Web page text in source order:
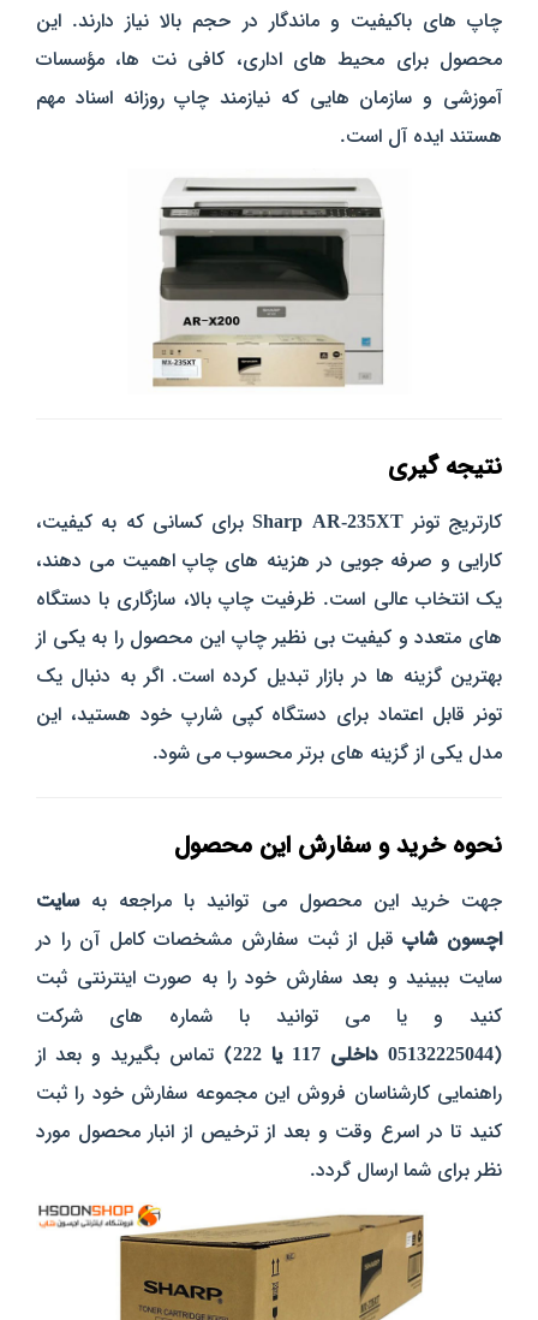
چاپ‌ های باکیفیت و ماندگار در حجم بالا نیاز دارند. این
محصول برای محیط‌ های اداری، کافی‌ نت‌ ها، مؤسسات
آموزشی و سازمان‌ هایی که نیازمند چاپ روزانه اسناد مهم
هستند ایده‌ آل است.
نتیجه‌ گیری
کارتریج تونرSharp AR-235XTبرای کسانی که به کیفیت،
کارایی و صرفه‌ جویی در هزینه‌ های چاپ اهمیت می‌ دهند،
یک انتخاب عالی است. ظرفیت چاپ بالا، سازگاری با دستگاه‌
های متعدد و کیفیت بی‌ نظیر چاپ این محصول را به یکی از
بهترین گزینه‌ ها در بازار تبدیل کرده است. اگر به دنبال یک
تونر قابل‌ اعتماد برای دستگاه کپی شارپ خود هستید، این
مدل یکی از گزینه‌ های برتر محسوب می‌ شود.
نحوه خرید و سفارش این محصول
جهت خرید این محصول می توانید با مراجعه بهسایت
اچسون شاپقبل از ثبت سفارش مشخصات کامل آن را در
سایت ببینید و بعد سفارش خود را به صورت اینترنتی ثبت
کنید و یا می توانید با شماره های شرکت
(05132225044 داخلی 117 یا 222
) تماس بگیرید و بعد از
راهنمایی کارشناسان فروش این مجموعه سفارش خود را ثبت
کنید تا در اسرع وقت و بعد از ترخیص از انبار محصول مورد
نظر برای شما ارسال گردد.